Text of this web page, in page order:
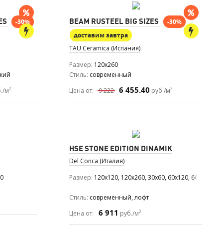
-30%
м2
BEAM RUSTEEL BIG SIZES
-30%
доставим завтра
TAU Ceramica (Испания)
Размер 120x260
Стиль современный
Цена от:
9 222 6 455.40 руб./м2
HSE STONE EDITION DINAMIK
Del Conca (Италия)
Размер 120x120, 120x260, 30x60, 60x120, 60x60
Стиль современный, лофт
Цена от:
6 911 руб./м2